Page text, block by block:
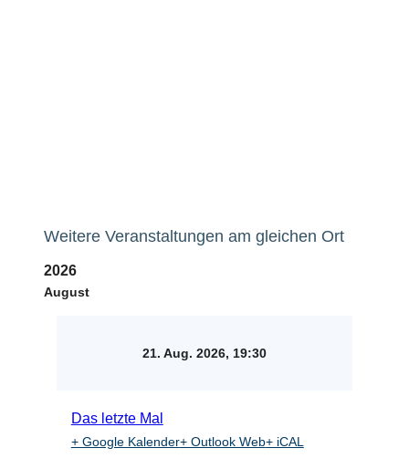
Weitere Veranstaltungen am gleichen Ort
2026
August
21. Aug. 2026, 19:30
Das letzte Mal
+ Google Kalender+ Outlook Web+ iCAL